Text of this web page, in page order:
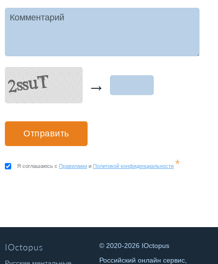
Комментарий
→
Я соглашаюсь с Правилами и Политикой конфиденциальности *
IOctopus
© 2020-2026 IOctopus
Российский онлайн сервис,